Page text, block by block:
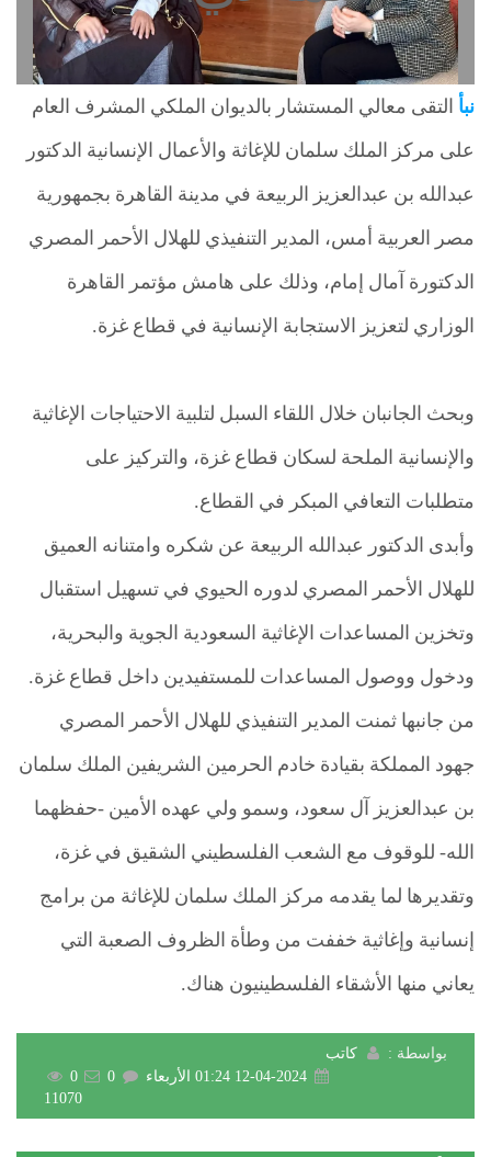
نبأ التقى معالي المستشار بالديوان الملكي المشرف العام
على مركز الملك سلمان للإغاثة والأعمال الإنسانية الدكتور
عبدالله بن عبدالعزيز الربيعة في مدينة القاهرة بجمهورية
مصر العربية أمس، المدير التنفيذي للهلال الأحمر المصري
الدكتورة آمال إمام، وذلك على هامش مؤتمر القاهرة
الوزاري لتعزيز الاستجابة الإنسانية في قطاع غزة.
وبحث الجانبان خلال اللقاء السبل لتلبية الاحتياجات الإغاثية
والإنسانية الملحة لسكان قطاع غزة، والتركيز على
متطلبات التعافي المبكر في القطاع.
وأبدى الدكتور عبدالله الربيعة عن شكره وامتنانه العميق
للهلال الأحمر المصري لدوره الحيوي في تسهيل استقبال
وتخزين المساعدات الإغاثية السعودية الجوية والبحرية،
ودخول ووصول المساعدات للمستفيدين داخل قطاع غزة.
من جانبها ثمنت المدير التنفيذي للهلال الأحمر المصري
جهود المملكة بقيادة خادم الحرمين الشريفين الملك سلمان
بن عبدالعزيز آل سعود، وسمو ولي عهده الأمين -حفظهما
الله- للوقوف مع الشعب الفلسطيني الشقيق في غزة،
وتقديرها لما يقدمه مركز الملك سلمان للإغاثة من برامج
إنسانية وإغاثية خففت من وطأة الظروف الصعبة التي
يعاني منها الأشقاء الفلسطينيون هناك.
بواسطة :
كاتب
12-04-2024 01:24 الأربعاء
0